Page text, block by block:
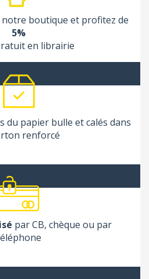
notre boutique et profitez de
5%
en librairie
du papier bulle et calés dans
renforcé
par CB, chèque ou par